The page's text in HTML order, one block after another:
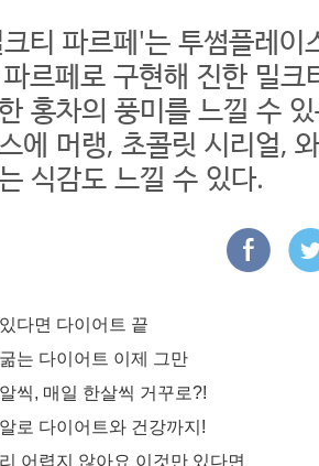
티 파르페'는 투썸플레
르페로 구현해 진한 밀
홍차의 풍미를 느낄 수
에 머랭, 초콜릿 시리얼,
식감도 느낄 수 있다.